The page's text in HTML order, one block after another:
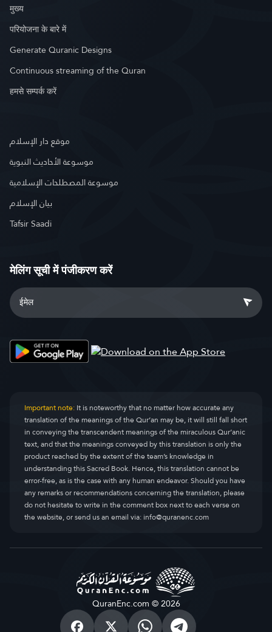
मुख्य
परियोजना के बारे में
Generate Quranic Designs
Continuous streaming of the Quran
हमसे सम्पर्क करें
موقع دار الإسلام
موسوعة الأحاديث النبوية
موسوعة المصطلحات الإسلامية
بيان الإسلام
Tafsir Saadi
मेलिंग सूची में पंजीकरण करें
Important note:It is noteworthy that no matter how accurate any
translation of the meanings of the Qur’an may be, it will still fall short
in conveying the transcendent meanings of the miraculous Qur’anic
text, and that the meanings conveyed by this translation is only the
product reached by the extent of the team’s knowledge in
understanding this Sacred Book. Hence, this translation cannot be
error-free, as is the case with any human endeavor. Should you have
any remarks or recommendations concerning the translation, please
do not hesitate to write in the comment box next to each verse on
the website, or send us an email via:info@quranenc.com
QuranEnc.com © 2026